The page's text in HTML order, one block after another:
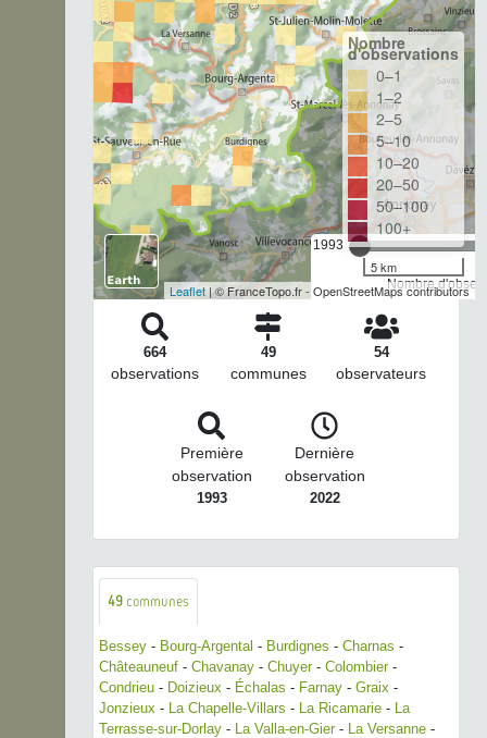
1993
Nombre
Nombre
d'observations
0–1
1–2
2–5
5–10
10–20
20–50
50–100
100+
5 km
Leaflet | © FranceTopo.fr - OpenStreetMaps contributors
664
observations
49
communes
54
observateurs
Première
observation
1993
Dernière
observation
2022
49 communes
Bessey - Bourg-Argental - Burdignes - Charnas -
Châteauneuf - Chavanay - Chuyer- Colombier-
Condrieu - Doizieux - Échalas - Farnay - Graix -
Jonzieux - La Chapelle-Villars - La Ricamarie -
La
Terrasse-sur-Dorlay - La Valla-en-Gier- La Versanne -